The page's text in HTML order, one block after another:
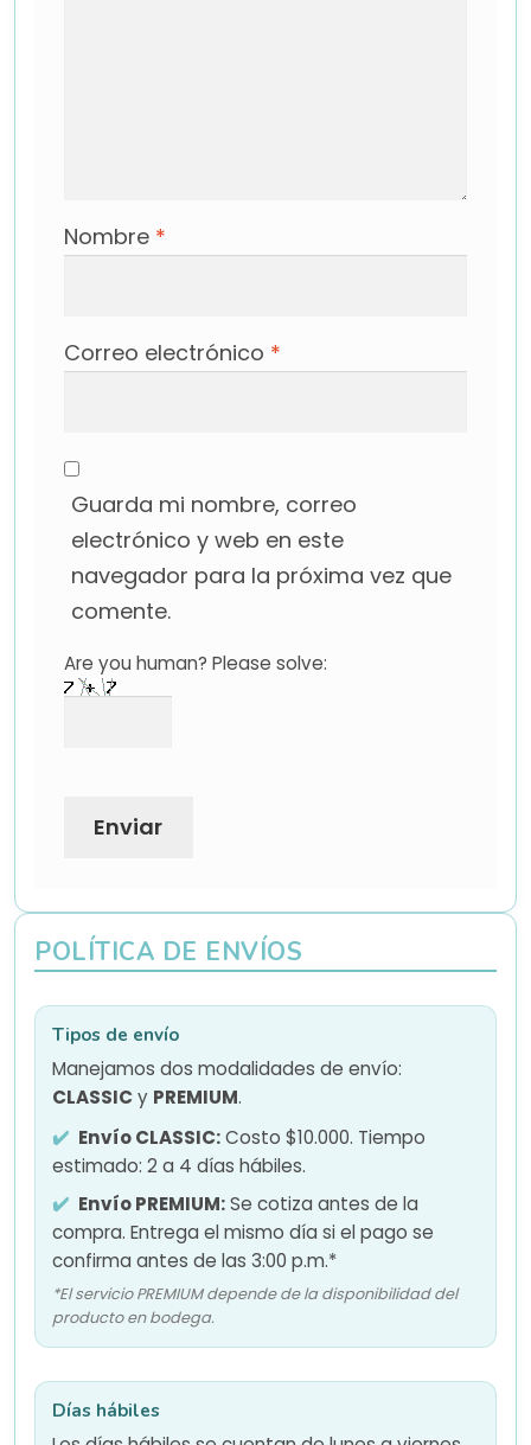
Nombre *
Correo electrónico *
Guarda mi nombre, correo
electrónico y web en este
navegador para la próxima vez que
comente.
Are you human? Please solve:
POLÍTICA DE ENVÍOS
Tipos de envío
Manejamos dos modalidades de envío:
CLASSICy PREMIUM.
Envío CLASSIC:Costo $10.000. Tiempo
estimado: 2 a 4 días hábiles.
Envío PREMIUM:Se cotiza antes de la
compra. Entrega el mismo día si el pago se
confirma antes de las 3:00 p.m.*
*El servicio PREMIUM depende de la disponibilidad del
producto en bodega.
Días hábiles